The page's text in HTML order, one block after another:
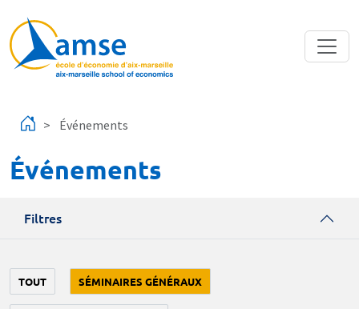
Événements
Événements
Filtres
TOUT SÉMINAIRES GÉNÉRAUX